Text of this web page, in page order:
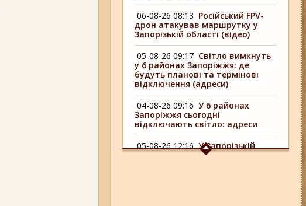
06-08-26 08:13 Російський FPV-
дрон атакував маршрутку у
Запорізькій області (відео)
05-08-26 09:17 Світло вимкнуть
у 6 районах Запоріжжя: де
будуть планові та термінові
відключення (адреси)
04-08-26 09:16 У 6 районах
Запоріжжя сьогодні
відключають світло: адреси
05-08-26 12:16 У Запорізькій
області ресторан оштрафували